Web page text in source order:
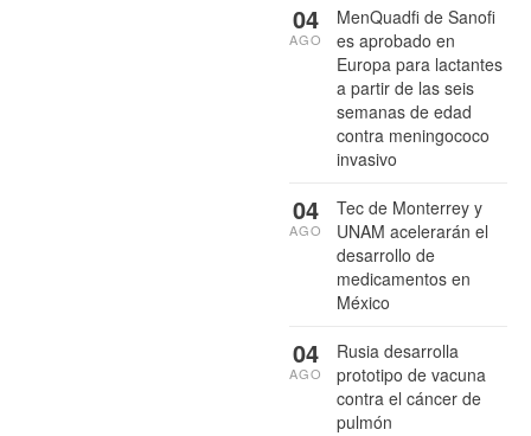
MenQuadfi de Sanofi
es aprobado en
Europa para lactantes
a partir de las seis
semanas de edad
contra meningococo
invasivo
04
AGO
Tec de Monterrey y
UNAM acelerarán el
desarrollo de
medicamentos en
México
04
AGO
Rusia desarrolla
prototipo de vacuna
contra el cáncer de
pulmón
04
AGO